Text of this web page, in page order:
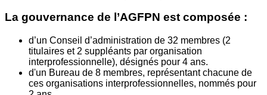
La gouvernance de l’AGFPN est composée :
d’un Conseil d’administration de 32 membres (2
titulaires et 2 suppléants par organisation
interprofessionnelle), désignés pour 4 ans.
d'un Bureau de 8 membres, représentant chacune de
ces organisations interprofessionnelles, nommés pour